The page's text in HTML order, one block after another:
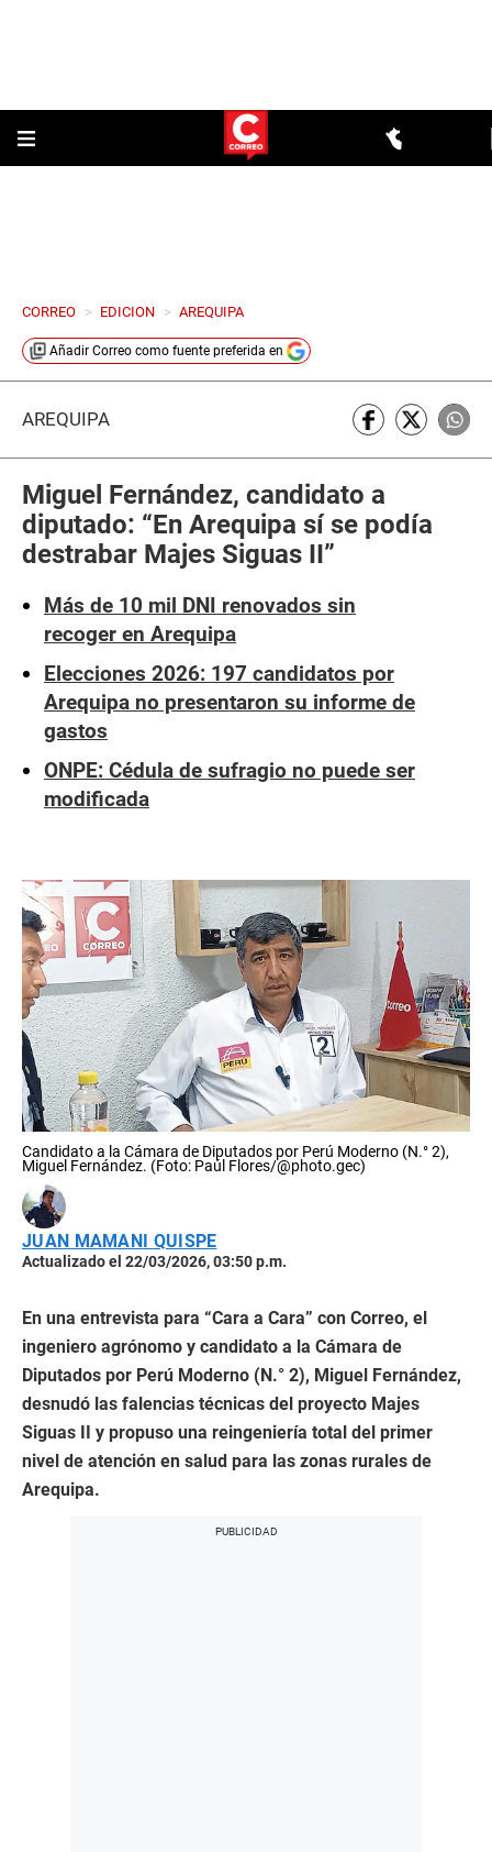
CORREO > EDICION > AREQUIPA
Añadir Correo como fuente preferida en
AREQUIPA
Miguel Fernández, candidato a
diputado: “En Arequipa sí se podía
destrabar Majes Siguas II”
Más de 10 mil DNI renovados sin
recoger en Arequipa
Elecciones 2026: 197 candidatos por
Arequipa no presentaron su informe de
gastos
ONPE: Cédula de sufragio no puede ser
modificada
Candidato a la Cámara de Diputados por Perú Moderno (N.° 2),
Miguel Fernández. (Foto: Paúl Flores/@photo.gec)
JUAN MAMANI QUISPE
Actualizado el 22/03/2026, 03:50 p.m.
En una entrevista para “Cara a Cara” con Correo, el
ingeniero agrónomo y candidato a la Cámara de
Diputados por Perú Moderno (N.° 2), Miguel Fernández,
desnudó las falencias técnicas del proyecto Majes
Siguas II y propuso una reingeniería total del primer
nivel de atención en salud para las zonas rurales de
Arequipa.